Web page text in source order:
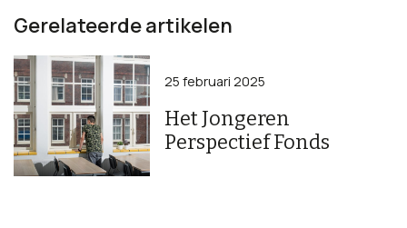
Gerelateerde artikelen
Het Jongeren
Perspectief Fonds
25 februari 2025